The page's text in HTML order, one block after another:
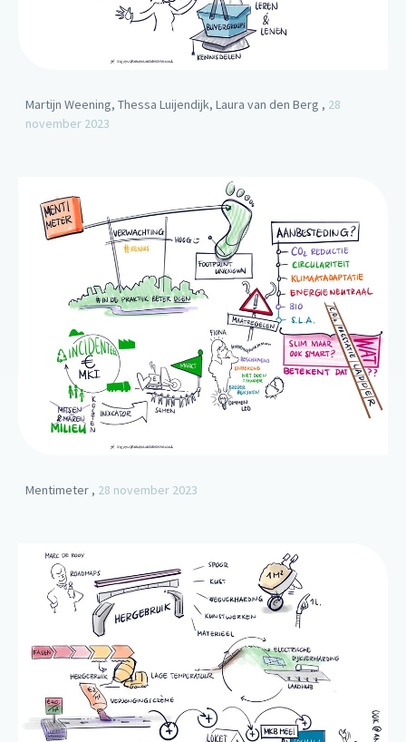
Martijn Weening, Thessa Luijendijk, Laura van den Berg , 28
november 2023
Mentimeter , 28 november 2023